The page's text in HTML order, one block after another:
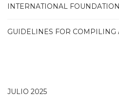
INTERNATIONAL
GUIDELINES FOR COMPILING
JULIO 2025